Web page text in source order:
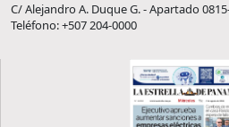
C/ Alejandro A. Duque G. - Apartado
Teléfono: +507 204-0000